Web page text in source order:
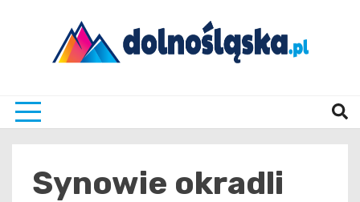
Synowie okradli